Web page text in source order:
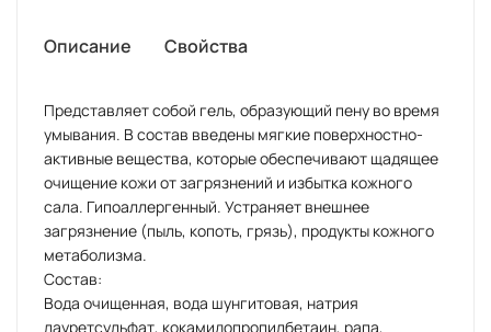
Описание Свойства
Представляет собой гель, образующий пену во время
умывания. В состав введены мягкие поверхностно-
активные вещества, которые обеспечивают щадящее
очищение кожи от загрязнений и избытка кожного
сала. Гипоаллергенный. Устраняет внешнее
загрязнение (пыль, копоть, грязь), продукты кожного
метаболизма.
Состав:
Вода очищенная, вода шунгитовая, натрия
лауретсульфат, кокамидопропилбетаин, рапа,